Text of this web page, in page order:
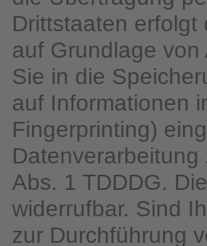
Drittstaaten
auf Grundlage
Sie in die
auf Informationen
Fingerprinting)
Abs. 1 TDDDG.
widerrufbar. Sind
zur Durchführung